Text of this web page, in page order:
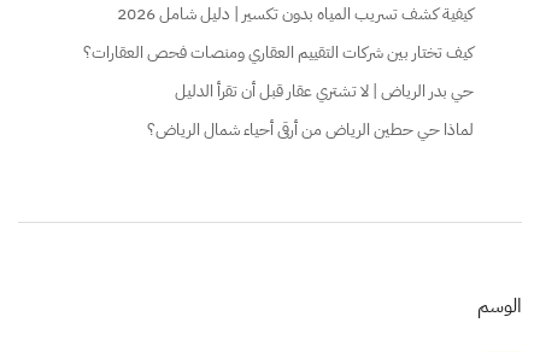
كيفية كشف تسريب المياه بدون تكسير | دليل شامل 2026
كيف تختار بين شركات التقييم العقاري ومنصات فحص العقارات؟
حي بدر الرياض | لا تشتري عقار قبل أن تقرأ الدليل
لماذا حي حطين الرياض من أرقى أحياء شمال الرياض؟
الوسم